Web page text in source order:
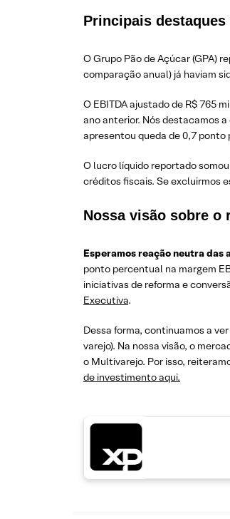
Principais destaques
O Grupo Pão de Açúcar (GPA)
comparação anual) já haviam
O EBITDA ajustado de R$ 765
ano anterior. Nós destacamos
apresentou queda de 0,7
O lucro líquido reportado
créditos fiscais. Se excluirmos
Nossa visão sobre o
Esperamos reação neutra das
ponto percentual na margem
iniciativas de reforma e
Executiva.
Dessa forma, continuamos a
varejo). Na nossa visão, o
o Multivarejo. Por isso,
de investimento aqui.